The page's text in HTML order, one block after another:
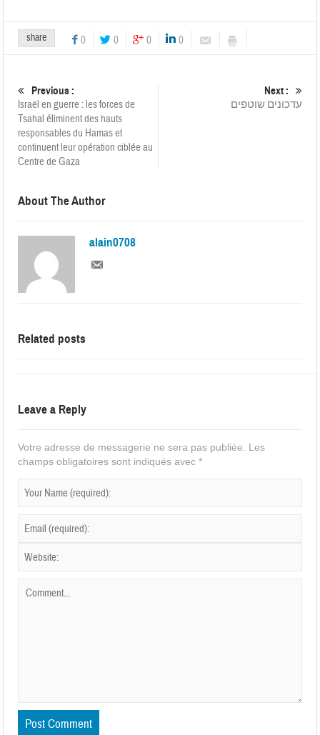
share 0 0 0 0
Previous :
Israël en guerre : les forces de
Tsahal éliminent des hauts
responsables du Hamas et
continuent leur opération ciblée au
Centre de Gaza
Next :
עדכונים שוטפים
About The Author
alain0708
Related posts
Leave a Reply
Votre adresse de messagerie ne sera pas publiée. Les
champs obligatoires sont indiqués avec*